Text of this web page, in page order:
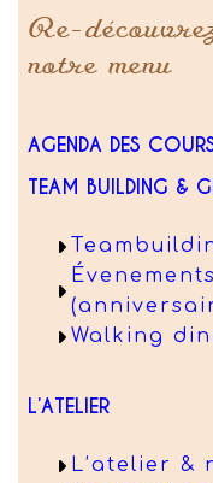
Re-
notre menu
AGENDA DES
TEAM BUILDING &
Walking
L’ATELIER
L’atelier &